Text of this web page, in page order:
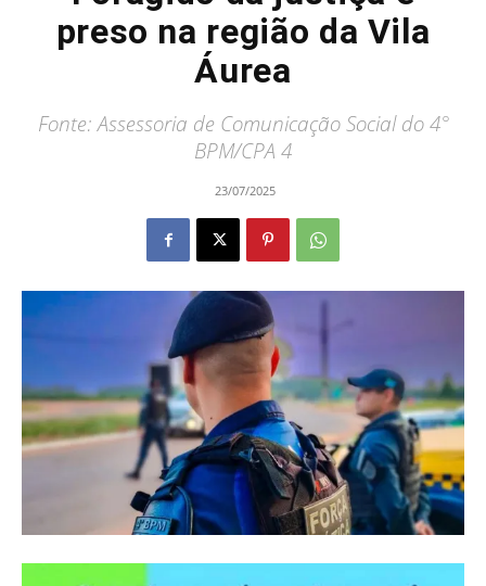
preso na região da Vila
Áurea
Fonte: Assessoria de Comunicação Social do 4°
BPM/CPA 4
23/07/2025